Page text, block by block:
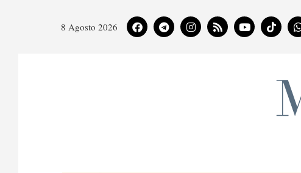
8 Agosto 2026